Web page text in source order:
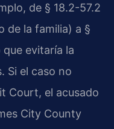
de § 18.2-57.2
de la familia) a §
evitaría la
Si el caso no
Court, el acusado
City County